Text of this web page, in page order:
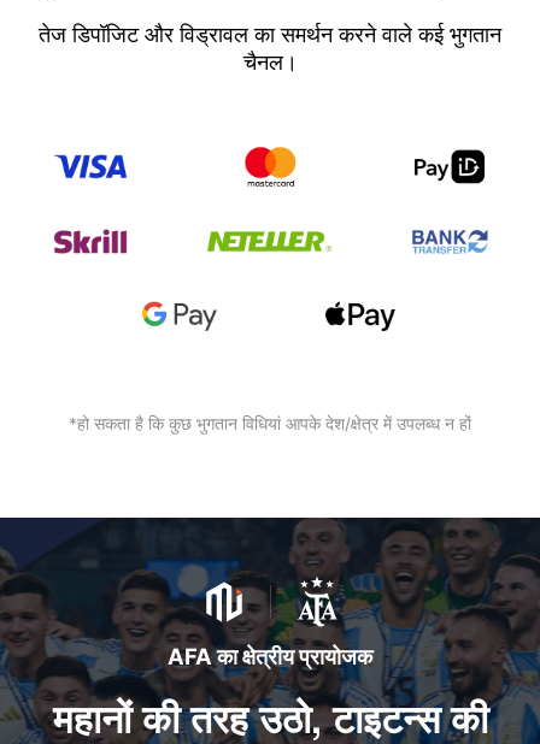
तेज डिपॉजिट और विड्रावल का समर्थन करने वाले कई भुगतान
चैनल।
*हो सकता है कि कुछ भुगतान विधियां आपके देश/क्षेत्र में उपलब्ध न हों
AFA का क्षेत्रीय प्रायोजक
महानों की तरह उठो, टाइटन्स की